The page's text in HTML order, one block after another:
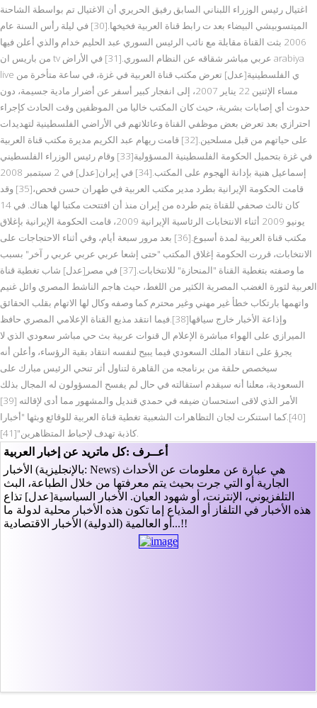
اغتيال رئيس الوزراء اللبناني السابق رفيق الحريري أن الاغتيال تم بواسطة الشاحنة
الميتسوبيشي البيضاء بعد ت رابط قناة العربية فخيخها.[30] في ليلة رأس السنة عام
2006 بثت القناة مقابلة مع نائب الرئيس السوري عبد الحليم خدام والذي أعلن فيها
من باريس ان tv عربي مباشر شقاقه عن النظام السوري.[31] في الأراض arabiya
live ي الفلسطينية[عدل] تعرض مكتب قناة العربية في غزة، في ساعة متأخرة من
مساء الإثنين 22 يناير 2007، إلى انفجار كبير أسفر عن أضرار مادية جسيمة، دون
حدوث أي إصابات بشرية، حيث كان المكتب خاليا من الموظفين وقت الحادث كإجراء
احترازي بعد تعرض بعض موظفي القناة وعائلاتهم في الأراضي الفلسطينية لتهديدات
على حياتهم من قبل مسلحين.[32] قامت ريهام عبد الكريم مديرة مكتب قناة العربية
في غزة بتحميل الحكومة الفلسطينية المسؤولية[33] وقام رئيس الوزراء الفلسطيني
إسماعيل هنية بإدانة الهجوم على المكتب.[34] في إيران[عدل] في 2 سبتمبر 2008
قامت الحكومة الإيرانية بطرد مدير مكتب العربية في طهران حسن فحص،[35] وقد
كان ثالث صحفي للقناة يتم طرده من إيران منذ أن افتتحت مكتبا لها هناك. في 14
يونيو 2009 أثناء الانتخابات الرئاسية الإيرانية 2009، قامت الحكومة الإيرانية بإغلاق
مكتب قناة العربية لمدة أسبوع.[36] بعد مرور سبعة أيام، وفي أثناء الاحتجاجات على
الانتخابات، قررت الحكومة إغلاق المكتب "حتى إشعا عربي عربي عربي ر آخر" بسبب
ما وصفته بتغطية القناة "المنحازة" للانتخابات.[37] في مصر[عدل] شاب تغطية قناة
العربية لثورة الغضب المصرية الكثير من اللغط، حيث هاجم الناشط المصري وائل غنيم
واتهمها بارتكاب خطأ غير مهني وغير محترم كما وصفه وكال لها الاتهام بقلب الحقائق
وإذاعة الأخبار خارج سياقها[38].فيما انتقد مذيع القناة الإعلامي المصري حافظ
الميرازي على الهواء مباشرة الإعلام ال قنوات عربية بث حي مباشر سعودي الذي لا
يجرؤ على انتقاد الملك السعودي فيما يبيح لنفسه انتقاد بقية الرؤساء، وأعلن أنه
سيخصص حلقة من برنامجه من القاهرة لتناول أثر تنحي الرئيس مبارك على
السعودية، معلنا أنه سيقدم استقالته في حال لم يفسح المسؤولون له المجال بذلك
الأمر الذي لاقى استحسان ضيفه في حمدي قنديل والمشهور مما أدى لإقالته [39]
[40].كما استنكرت لجان التظاهرات الشعبية تغطية قناة العربية للوقائع وبثها "أخبارا
كاذبة تهدف لإحباط المتظاهرين"[41].